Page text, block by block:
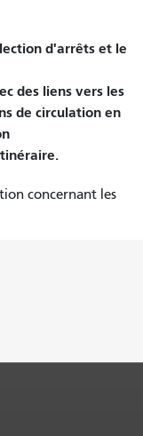
d'arrêts et le
des liens vers les
de circulation en
concernant les